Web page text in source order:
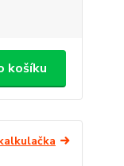
košíku